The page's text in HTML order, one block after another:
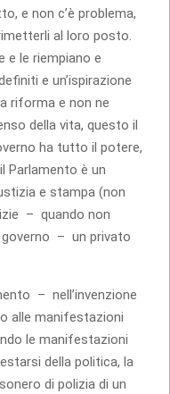
e non c’è problema,
al loro posto.
e le riempiano e
e un’ispirazione
riforma e non ne
della vita, questo il
ha tutto il potere,
Parlamento è un
e stampa (non
– quando non
– un privato
– nell’invenzione
alle manifestazioni
le manifestazioni
della politica, la
di polizia di un